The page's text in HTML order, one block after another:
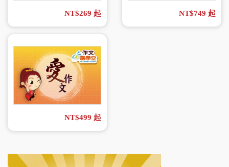
NT$269 起 NT$749 起
NT$499 起